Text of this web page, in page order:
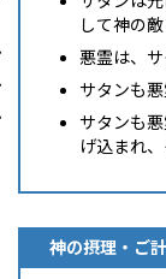
して神の敵
悪霊は、
サタンも
サタンも
げ込まれ
神の摂理・ご